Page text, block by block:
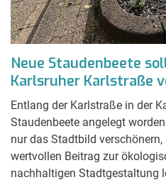
Neue Staudenbeete
Karlsruher Karlstraße
Entlang der Karlstraße in der
Staudenbeete angelegt
nur das Stadtbild
wertvollen Beitrag zur
nachhaltigen Stadtgestaltung